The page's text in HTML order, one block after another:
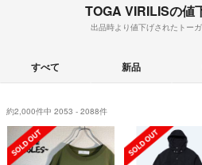
TOGA VIRILISの値
出品時より値下げされたトー
すべて 新品
約2,000件中 2053 - 2088件